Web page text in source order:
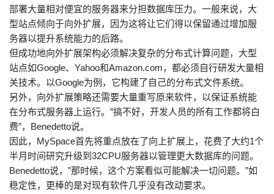
部署大量相对便宜的服务器来分担数据库压力。一般来说，大
型站点倾向于向外扩展，因为这将让它们得以保留通过增加服
务器以提升系统能力的后路。
但成功地向外扩展架构必须解决复杂的分布式计算问题，大型
站点如Google、Yahoo和Amazon.com，都必须自行研发大量相
关技术。以Google为例，它构建了自己的分布式文件系统。
另外，向外扩展策略还需要大量重写原来软件，以保证系统能
在分布式服务器上运行。”搞不好，开发人员的所有工作都将白
费”，Benedetto说。
因此，MySpace首先将重点放在了向上扩展上，花费了大约1个
半月时间研究升级到32CPU服务器以管理更大数据库的问题。
Benedetto说，”那时候，这个方案看似可能解决一切问题。”如
稳定性，更棒的是对现有软件几乎没有改动要求。